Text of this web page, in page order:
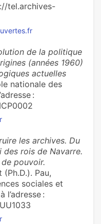
tel.archives-
de la politique
(années 1960)
actuelles
nationale des
:
les archives. Du
des rois de Navarre.
pouvoir.
Pau,
sociales et
l’adresse :